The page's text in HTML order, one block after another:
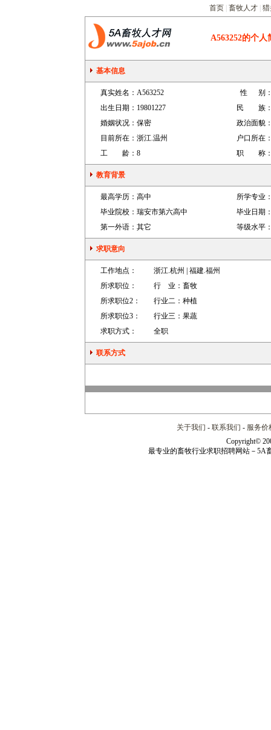
首页 畜牧人才
A563252的个人
基本信息
真实姓名： A563252
性 别
出生日期： 19801227
民 族
婚姻状况： 保密
政治面貌
目前所在： 浙江.温州
户口所在
工 龄： 8 职 称
教育背景
最高学历： 高中
所学专业
毕业院校： 瑞安市第六高中
毕业日期
第一外语： 其它 等级水平
求职意向
工作地点：
浙江.杭州 | 福建.福州
所求职位：
行 业： 畜牧
所求职位2：
行业二： 种植
所求职位3：
行业三： 果蔬
求职方式：
全职
联系方式
关于我们 - 联系我们 - 服务价
Copyright©
最专业的畜牧行业求职招聘网站－5A